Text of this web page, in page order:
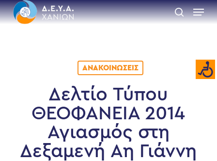
Skip
to
main
search
Menu
ΑΝΑΚΟΙΝΏΣΕΙΣ
Δελτίο Τύπου
ΘΕΟΦΑΝΕΙΑ 2014
Αγιασμός στη
Δεξαμενή Αη Γιάννη